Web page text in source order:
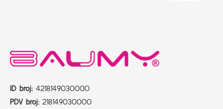
ID broj: 4218149030000
PDV broj: 218149030000